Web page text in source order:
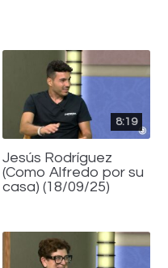
8:19
Jesús Rodríguez
(Como Alfredo por su
casa) (18/09/25)